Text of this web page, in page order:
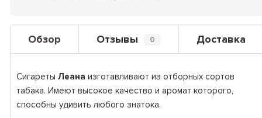
Обзор Отзывы 0 Доставка
Сигареты Леана изготавливают из отборных сортов
табака. Имеют высокое качество и аромат которого,
способны удивить любого знатока.